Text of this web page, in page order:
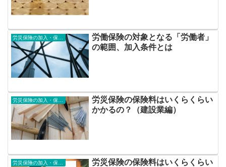
労災保険の加入・保険料
労働保険の対象となる「労働者」
の範囲、加入条件とは
労災保険の保険料はいくらくらい
かかるの？（建設業編）
労災保険の保険料はいくらくらい